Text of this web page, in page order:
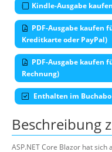
Kindle-Ausgabe
PDF-Ausgabe kaufen
Kreditkarte oder PayPal)
PDF-Ausgabe kaufen
Rechnung)
Enthalten im Buchabo
Beschreibung
ASP.NET Core Blazor hat